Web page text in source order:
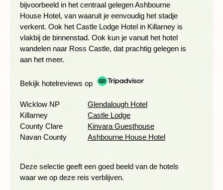
De komende twee dagen verblijven we op het schiereiland
Kerry waar we een deel van de 200 kilometer lange Kerry Way
lopen. De eerste dag wandelen we op de Old Kenmare Road,
waarbij je kunt kiezen voor een wandeling van 8 of 15
kilometer. De wandeling start iets ten noorden van Kenmare en
waterval (15 kilometer). Op het schiereiland Dingle lopen we
de Slea Head Walk. De wandeling over Clogher Head biedt
ons adembenemende uitzichten op de Atlantische oceaan en
Dead Man’s Island.
Dit punt ligt vanuit Europa gezien het dichtst bij de Verenigde
Staten. De wandeling eindigt in de buurt van het plaatsje
van een regio waar het Iers-Gaelisch de hoofdtaal is.
bijvoorbeeld in het centraal gelegen Ashbourne
House Hotel, van waaruit je eenvoudig het stadje
verkent. Ook het Castle Lodge Hotel in Killarney is
vlakbij de binnenstad. Ook kun je vanuit het hotel
wandelen naar Ross Castle, dat prachtig gelegen is
aan het meer.
Bekijk hotelreviews op
Wicklow NP
Glendalough Hotel
Killarney
Castle Lodge
County Clare
Kinvara Guesthouse
Navan County
Ashbourne House Hotel
Deze selectie geeft een goed beeld van de hotels
waar we op deze reis verblijven.